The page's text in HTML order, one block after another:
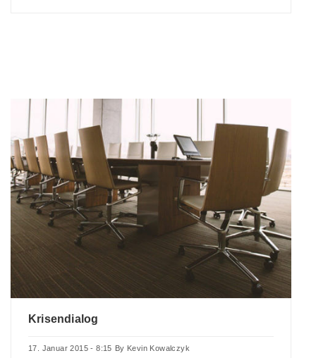
Krisendialog
17. Januar 2015 - 8:15 By Kevin Kowalczyk